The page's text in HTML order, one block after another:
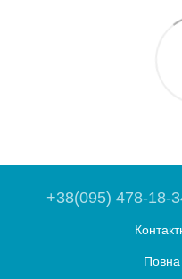
+38(095) 478-18-
Повна